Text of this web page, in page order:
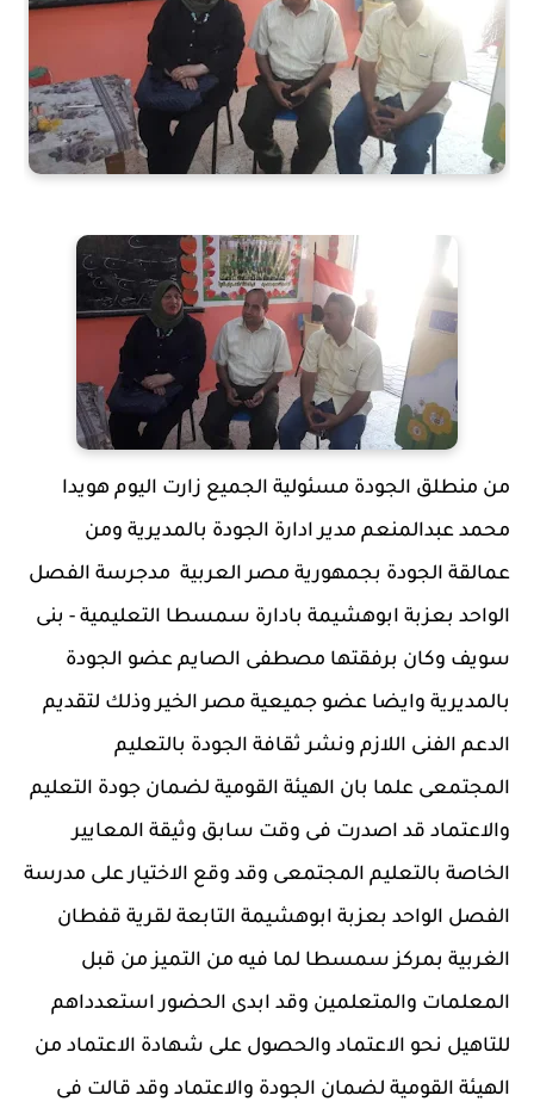
من منطلق الجودة مسئولية الجميع زارت اليوم هويدا
محمد عبدالمنعم مدير ادارة الجودة بالمديرية ومن
عمالقة الجودة بجمهورية مصر العربية مدجرسة الفصل
الواحد بعزبة ابوهشيمة بادارة سمسطا التعليمية - بنى
سويف وكان برفقتها مصطفى الصايم عضو الجودة
بالمديرية وايضا عضو جميعية مصر الخير وذلك لتقديم
الدعم الفنى اللازم ونشر ثقافة الجودة بالتعليم
المجتمعى علما بان الهيئة القومية لضمان جودة التعليم
والاعتماد قد اصدرت فى وقت سابق وثيقة المعايير
الخاصة بالتعليم المجتمعى وقد وقع الاختيار على مدرسة
الفصل الواحد بعزبة ابوهشيمة التابعة لقرية قفطان
الغربية بمركز سمسطا لما فيه من التميز من قبل
المعلمات والمتعلمين وقد ابدى الحضور استعدداهم
للتاهيل نحو الاعتماد والحصول على شهادة الاعتماد من
الهيئة القومية لضمان الجودة والاعتماد وقد قالت فى